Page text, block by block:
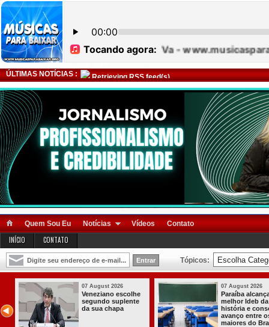
ÚLTIMAS NOTÍCIAS : Retrieving RSS feed(s)
Quem Sou Eu Notícias Vídeos Contato
INÍCIO CONTATO
Tópicos:
alcança o
da
consolida
os
do Brasil
07 August 2026
Homem é preso
com armas,
munições e
radiocomunicadore
03
a